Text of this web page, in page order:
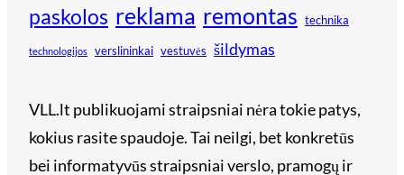
paskolos reklama remontas technika
technologijos verslininkai vestuvės šildymas
VLL.lt publikuojami straipsniai nėra tokie patys,
kokius rasite spaudoje. Tai neilgi, bet konkretūs
bei informatyvūs straipsniai verslo, pramogų ir